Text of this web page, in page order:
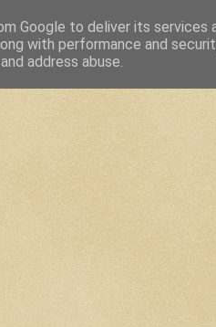
Google to deliver its services
with performance and
address abuse.